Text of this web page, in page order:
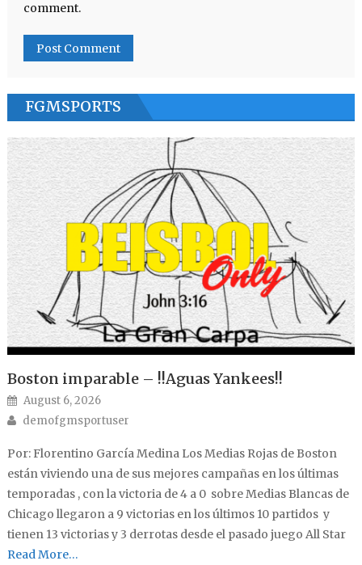
comment.
FGMSPORTS
Boston imparable – !!Aguas Yankees!!
Posted on
August 6, 2026
Author
demofgmsportuser
Por: Florentino García Medina Los Medias Rojas de Boston
están viviendo una de sus mejores campañas en los últimas
temporadas , con la victoria de 4 a 0 sobre Medias Blancas de
Chicago llegaron a 9 victorias en los últimos 10 partidos y
tienen 13 victorias y 3 derrotas desde el pasado juego All Star
Read More…